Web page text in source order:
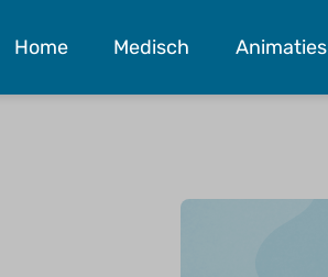
Home Medisch Animaties